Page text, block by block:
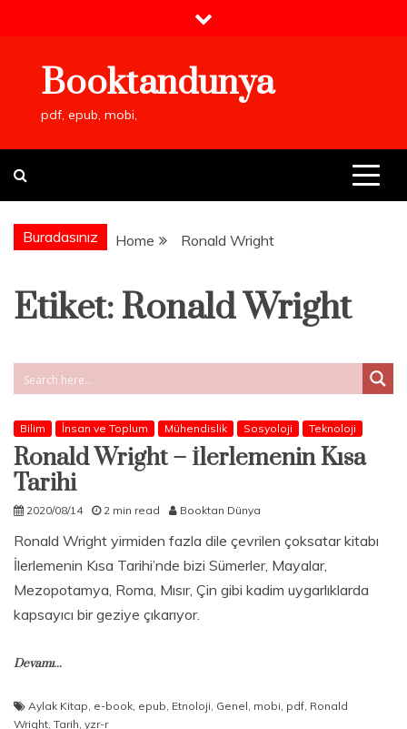
Booktandunya
pdf, epub, mobi,
Buradasınız Home Ronald Wright
Etiket: Ronald Wright
Bilim İnsan ve Toplum Mühendislik Sosyoloji Teknoloji
Ronald Wright – İlerlemenin Kısa
Tarihi
2020/08/14 2 min read Booktan Dünya
Ronald Wright yirmiden fazla dile çevrilen çoksatar kitabı
İlerlemenin Kısa Tarihi’nde bizi Sümerler, Mayalar,
Mezopotamya, Roma, Mısır, Çin gibi kadim uygarlıklarda
kapsayıcı bir geziye çıkarıyor.
Devamı...
Aylak Kitap, e-book, epub, Etnoloji, Genel, mobi, pdf, Ronald
Wright, Tarih, yzr-r